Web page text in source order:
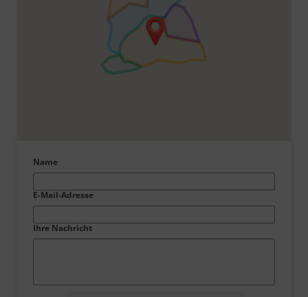
Name
E-Mail-Adresse
Ihre Nachricht